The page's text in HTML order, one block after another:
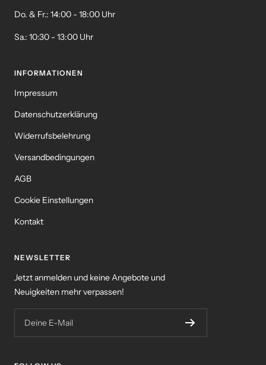
Do. & Fr.: 14:00 - 18:00 Uhr
Sa.: 10:30 - 13:00 Uhr
INFORMATIONEN
Impressum
Datenschutzerklärung
Widerrufsbelehrung
Versandbedingungen
AGB
Cookie Einstellungen
Kontakt
NEWSLETTER
Jetzt anmelden und keine Angebote und
Neuigkeiten mehr verpassen!
Deine E-Mail